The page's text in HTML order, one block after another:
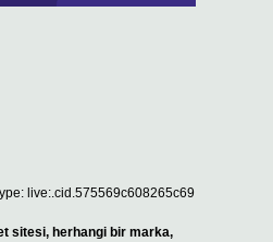
live:.cid.575569c608265c69
sitesi, herhangi bir marka,